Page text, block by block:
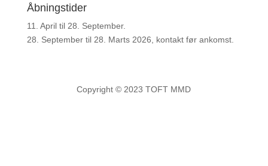
Åbningstider
11. April til 28. September.
28. September til 28. Marts 2026, kontakt før ankomst.
Copyright © 2023 TOFT MMD